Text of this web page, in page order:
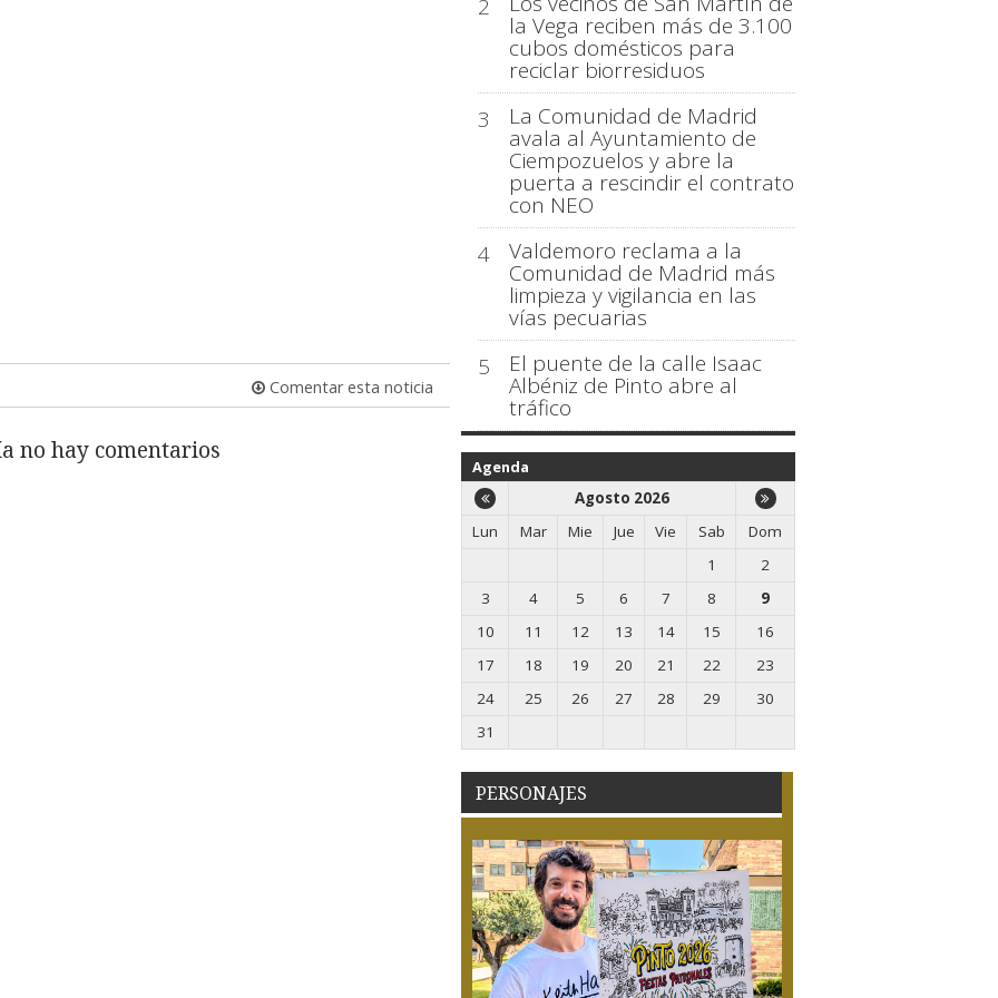
Comentar esta noticia
no hay comentarios
2
la Vega reciben más de 3.100
cubos domésticos para
reciclar biorresiduos
3
La Comunidad de Madrid
avala al Ayuntamiento de
Ciempozuelos y abre la
puerta a rescindir el contrato
con NEO
4
Valdemoro reclama a la
Comunidad de Madrid más
limpieza y vigilancia en las
vías pecuarias
5
El puente de la calle Isaac
Albéniz de Pinto abre al
tráfico
Agenda
Agosto 2026
Lun
Mar Mie Jue Vie Sab
Dom
1
2
3
4 5 6 7 8
9
10
11 12 13 14 15
16
17
18 19 20 21 22
23
24
25 26 27 28 29
30
31
PERSONAJES